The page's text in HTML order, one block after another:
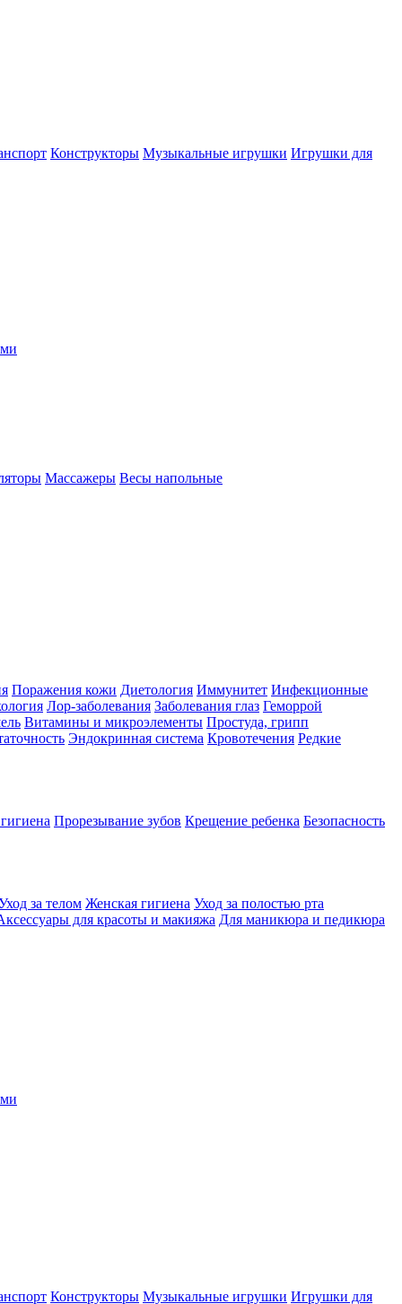
Конструкторы Музыкальные игрушки Игрушки для
Массажеры Весы напольные
Поражения кожи Диетология Иммунитет Инфекционные
Лор-заболевания Заболевания глаз Геморрой
Витамины и микроэлементы Простуда, грипп
Эндокринная система Кровотечения Редкие
Прорезывание зубов Крещение ребенка Безопасность
за телом Женская гигиена Уход за полостью рта
для красоты и макияжа Для маникюра и педикюра
Конструкторы Музыкальные игрушки Игрушки для